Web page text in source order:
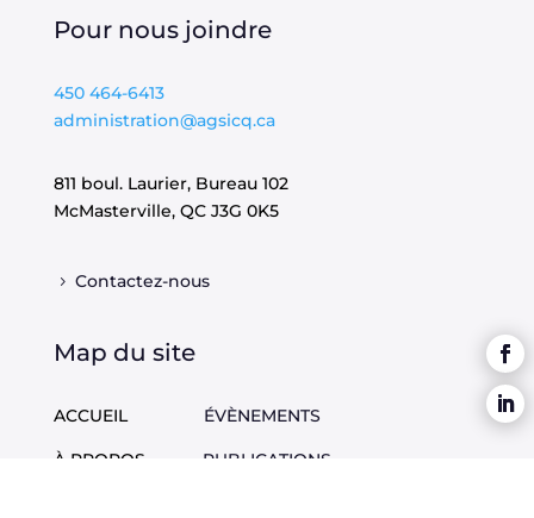
Pour nous joindre
450 464-6413
administration@agsicq.ca
811 boul. Laurier, Bureau 102
McMasterville, QC J3G 0K5
Contactez-nous
Map du site
ACCUEIL ÉVÈNEMENTS
À PROPOS PUBLICATIONS